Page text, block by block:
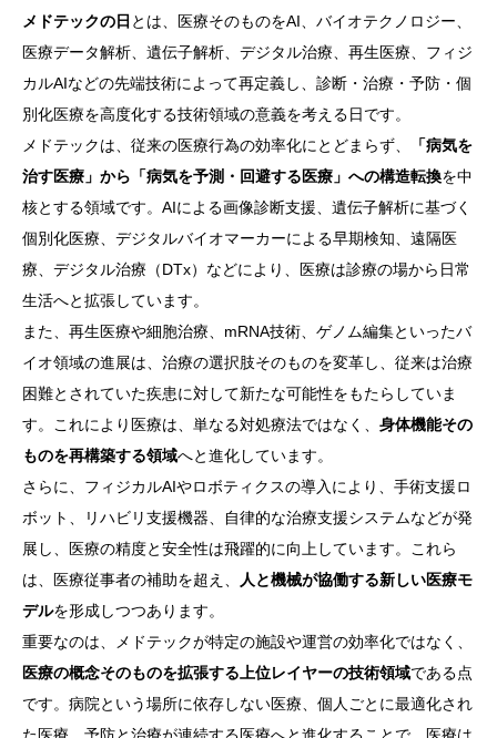
メドテックの日 とは、医療そのものをAI、バイオテクノロジー、
医療データ解析、遺伝子解析、デジタル治療、再生医療、フィジ
カルAIなどの先端技術によって再定義し、診断・治療・予防・個
別化医療を高度化する技術領域の意義を考える日です。
メドテックは、従来の医療行為の効率化にとどまらず、
「病気を
治す医療」から「病気を予測・回避する医療」への構造転換を中
核とする領域です。AIによる画像診断支援、遺伝子解析に基づく
個別化医療、デジタルバイオマーカーによる早期検知、遠隔医
療、デジタル治療（DTx）などにより、医療は診療の場から日常
生活へと拡張しています。
また、再生医療や細胞治療、mRNA技術、ゲノム編集といったバ
イオ領域の進展は、治療の選択肢そのものを変革し、従来は治療
困難とされていた疾患に対して新たな可能性をもたらしていま
す。これにより医療は、単なる対処療法ではなく、 身体機能その
ものを再構築する領域へと進化しています。
さらに、フィジカルAIやロボティクスの導入により、手術支援ロ
ボット、リハビリ支援機器、自律的な治療支援システムなどが発
展し、医療の精度と安全性は飛躍的に向上しています。これら
は、医療従事者の補助を超え、
人と機械が協働する新しい医療モ
デルを形成しつつあります。
重要なのは、メドテックが特定の施設や運営の効率化ではなく、
医療の概念そのものを拡張する上位レイヤーの技術領域である点
です。病院という場所に依存しない医療、個人ごとに最適化され